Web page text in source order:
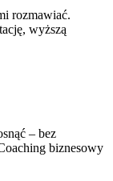
rozmawiać.
wyższą
– bez
biznesowy